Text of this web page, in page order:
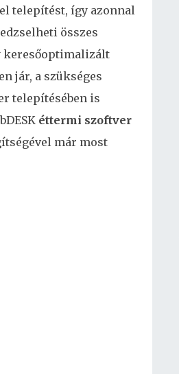
telepítést, így azonnal
összes
keresőoptimalizált
jár, a szükséges
telepítésében is
éttermi szoftver
már most